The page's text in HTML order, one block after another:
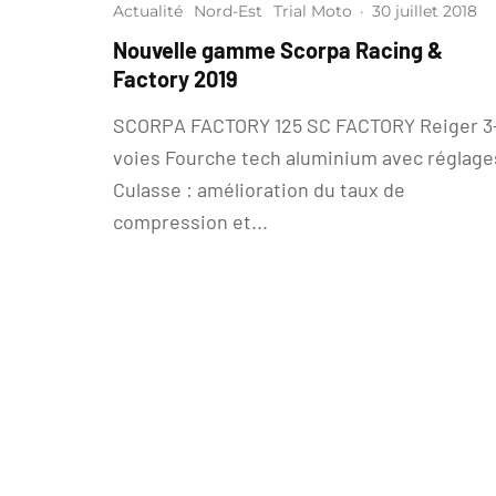
Actualité Nord-Est Trial Moto · 30 juillet 2018
Nouvelle gamme Scorpa Racing &
Factory 2019
SCORPA FACTORY 125 SC FACTORY Reiger
voies Fourche tech aluminium avec
Culasse : amélioration du taux de
compression et...